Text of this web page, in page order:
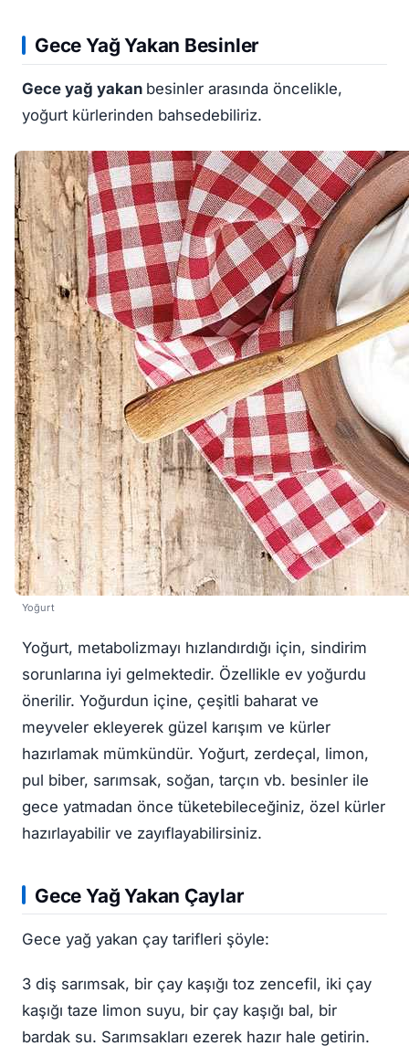
Gece Yağ Yakan Besinler
Gece yağ yakan besinler arasında öncelikle,
yoğurt kürlerinden bahsedebiliriz.
Yoğurt
Yoğurt, metabolizmayı hızlandırdığı için, sindirim
sorunlarına iyi gelmektedir. Özellikle ev yoğurdu
önerilir. Yoğurdun içine, çeşitli baharat ve
meyveler ekleyerek güzel karışım ve kürler
hazırlamak mümkündür. Yoğurt, zerdeçal, limon,
pul biber, sarımsak, soğan, tarçın vb. besinler ile
gece yatmadan önce tüketebileceğiniz, özel kürler
hazırlayabilir ve zayıflayabilirsiniz.
Gece Yağ Yakan Çaylar
Gece yağ yakan çay tarifleri şöyle:
3 diş sarımsak, bir çay kaşığı toz zencefil, iki çay
kaşığı taze limon suyu, bir çay kaşığı bal, bir
bardak su. Sarımsakları ezerek hazır hale getirin.